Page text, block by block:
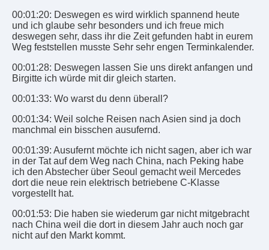
00:01:20: Deswegen es wird wirklich spannend heute
und ich glaube sehr besonders und ich freue mich
deswegen sehr, dass ihr die Zeit gefunden habt in eurem
Weg feststellen musste Sehr sehr engen Terminkalender.
00:01:28: Deswegen lassen Sie uns direkt anfangen und
Birgitte ich würde mit dir gleich starten.
00:01:33: Wo warst du denn überall?
00:01:34: Weil solche Reisen nach Asien sind ja doch
manchmal ein bisschen ausufernd.
00:01:39: Ausufernt möchte ich nicht sagen, aber ich war
in der Tat auf dem Weg nach China, nach Peking habe
ich den Abstecher über Seoul gemacht weil Mercedes
dort die neue rein elektrisch betriebene C-Klasse
vorgestellt hat.
00:01:53: Die haben sie wiederum gar nicht mitgebracht
nach China weil die dort in diesem Jahr auch noch gar
nicht auf den Markt kommt.